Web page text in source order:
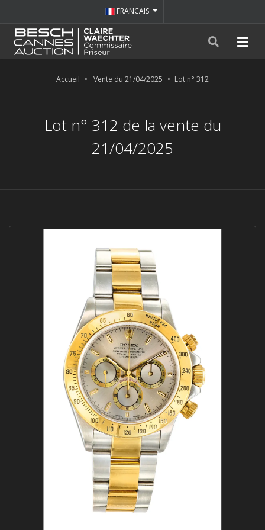
FRANCAIS
Accueil Vente du 21/04/2025 Lot n° 312
Lot n° 312 de la vente du
21/04/2025